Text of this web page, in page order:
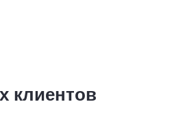
клиентов